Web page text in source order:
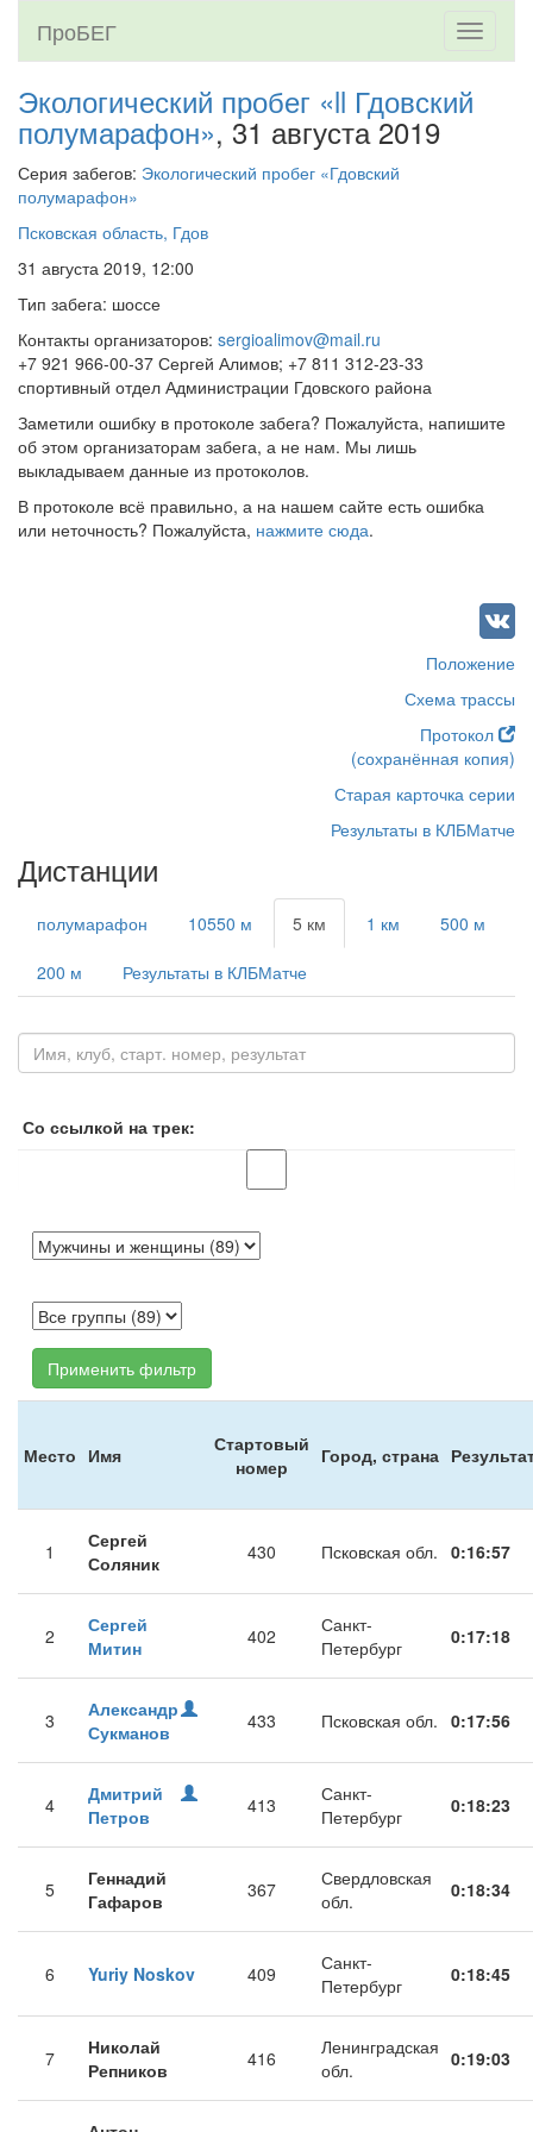
Toggle
ПроБЕГ
Экологический пробег «ll Гдовский
полумарафон», 31 августа 2019
Серия забегов: Экологический пробег «Гдовский
полумарафон»
Псковская область, Гдов
31 августа 2019, 12:00
Тип забега: шоссе
Контакты организаторов: sergioalimov@mail.ru
+7 921 966-00-37 Сергей Алимов; +7 811 312-23-33
спортивный отдел Администрации Гдовского района
Заметили ошибку в протоколе забега? Пожалуйста, напишите
об этом организаторам забега, а не нам. Мы лишь
выкладываем данные из протоколов.
В протоколе всё правильно, а на нашем сайте есть ошибка
или неточность? Пожалуйста, нажмите сюда.
Положение
Схема трассы
Протокол
(сохранённая копия)
Старая карточка серии
Результаты в КЛБМатче
Дистанции
полумарафон 10550 м 5 км 1 км 500 м
200 м Результаты в КЛБМатче
Со ссылкой на трек:
Применить фильтр
Место Имя
Стартовый
номер
Город, страна
1
Сергей
Соляник
430 Псковская обл. 0:16:57
2
Сергей
Митин
402
Санкт-
Петербург
0:17:18
3
Александр
Сукманов
433 Псковская обл. 0:17:56
4
Дмитрий
Петров
413
Санкт-
Петербург
0:18:23
5
Геннадий
Гафаров
367
Свердловская
обл.
0:18:34
6 Yuriy Noskov 409
Санкт-
Петербург
0:18:45
7
Николай
Репников
416
Ленинградская
обл.
0:19:03